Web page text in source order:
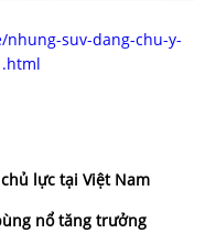
suv-dang-chu-y-
lực tại Việt Nam
nổ tăng trưởng